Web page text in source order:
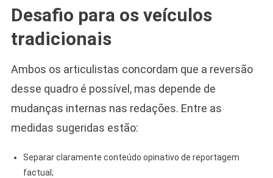
Desafio para os veículos
tradicionais
Ambos os articulistas concordam que a reversão
desse quadro é possível, mas depende de
mudanças internas nas redações. Entre as
medidas sugeridas estão:
Separar claramente conteúdo opinativo de reportagem
factual;